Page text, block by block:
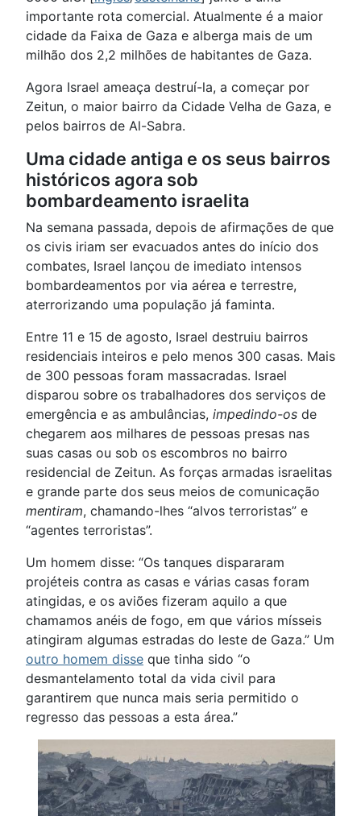
importante rota comercial. Atualmente é a maior
cidade da Faixa de Gaza e alberga mais de um
milhão dos 2,2 milhões de habitantes de Gaza.
Agora Israel ameaça destruí-la, a começar por
Zeitun, o maior bairro da Cidade Velha de Gaza, e
pelos bairros de Al-Sabra.
Uma cidade antiga e os seus bairros
históricos agora sob
bombardeamento israelita
Na semana passada, depois de afirmações de que
os civis iriam ser evacuados antes do início dos
combates, Israel lançou de imediato intensos
bombardeamentos por via aérea e terrestre,
aterrorizando uma população já faminta.
Entre 11 e 15 de agosto, Israel destruiu bairros
residenciais inteiros e pelo menos 300 casas. Mais
de 300 pessoas foram massacradas. Israel
disparou sobre os trabalhadores dos serviços de
emergência e as ambulâncias, impedindo-os de
chegarem aos milhares de pessoas presas nas
suas casas ou sob os escombros no bairro
residencial de Zeitun. As forças armadas israelitas
e grande parte dos seus meios de comunicação
mentiram, chamando-lhes “alvos terroristas” e
“agentes terroristas”.
Um homem disse: “Os tanques dispararam
projéteis contra as casas e várias casas foram
atingidas, e os aviões fizeram aquilo a que
chamamos anéis de fogo, em que vários mísseis
atingiram algumas estradas do leste de Gaza.” Um
outro homem disse que tinha sido “o
desmantelamento total da vida civil para
garantirem que nunca mais seria permitido o
regresso das pessoas a esta área.”